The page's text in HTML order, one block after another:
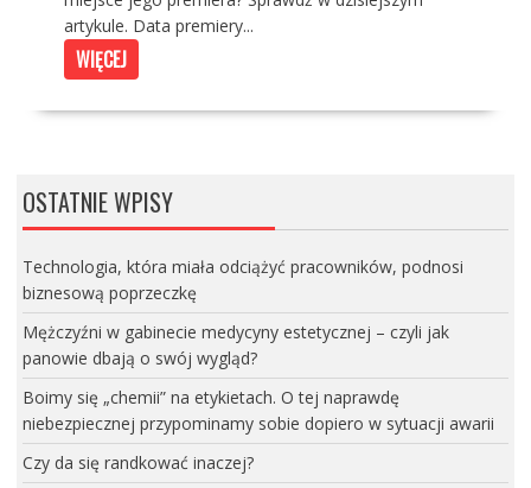
artykule. Data premiery...
WIĘCEJ
OSTATNIE WPISY
Technologia, która miała odciążyć pracowników, podnosi
biznesową poprzeczkę
Mężczyźni w gabinecie medycyny estetycznej – czyli jak
panowie dbają o swój wygląd?
Boimy się „chemii” na etykietach. O tej naprawdę
niebezpiecznej przypominamy sobie dopiero w sytuacji awarii
Czy da się randkować inaczej?